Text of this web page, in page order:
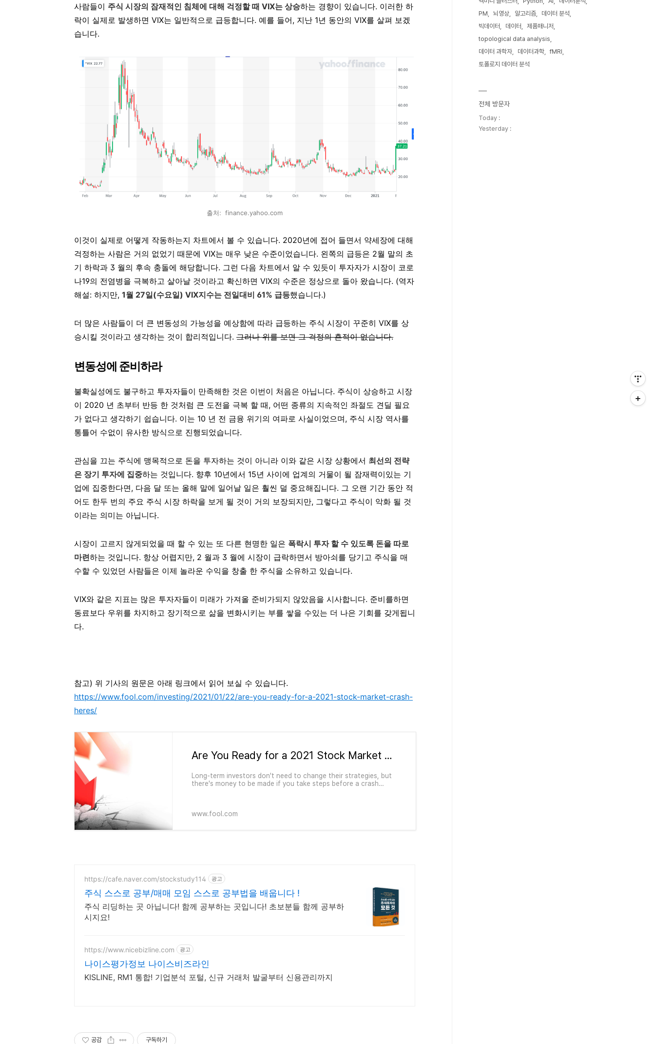
사람들이 주식 시장의 잠재적인 침체에 대해 걱정할 때 VIX는 상승하는 경향이 있습니다. 이러한 하
락이 실제로 발생하면 VIX는 일반적으로 급등합니다. 예를 들어, 지난 1년 동안의 VIX를 살펴 보겠
습니다.
출처: finance.yahoo.com
이것이 실제로 어떻게 작동하는지 차트에서 볼 수 있습니다. 2020년에 접어 들면서 약세장에 대해
걱정하는 사람은 거의 없었기 때문에 VIX는 매우 낮은 수준이었습니다. 왼쪽의 급등은 2월 말의 초
기 하락과 3 월의 후속 충돌에 해당합니다. 그런 다음 차트에서 알 수 있듯이 투자자가 시장이 코로
나19의 전염병을 극복하고 살아날 것이라고 확신하면 VIX의 수준은 정상으로 돌아 왔습니다. (역자
해설: 하지만, 1월 27일(수요일) VIX지수는 전일대비 61% 급등했습니다.)
더 많은 사람들이 더 큰 변동성의 가능성을 예상함에 따라 급등하는 주식 시장이 꾸준히 VIX를 상
승시킬 것이라고 생각하는 것이 합리적입니다. 그러나 위를 보면 그 걱정의 흔적이 없습니다.
변동성에 준비하라
불확실성에도 불구하고 투자자들이 만족해한 것은 이번이 처음은 아닙니다. 주식이 상승하고 시장
이 2020 년 초부터 반등 한 것처럼 큰 도전을 극복 할 때, 어떤 종류의 지속적인 좌절도 견딜 필요
가 없다고 생각하기 쉽습니다. 이는 10 년 전 금융 위기의 여파로 사실이었으며, 주식 시장 역사를
통틀어 수없이 유사한 방식으로 진행되었습니다.
관심을 끄는 주식에 맹목적으로 돈을 투자하는 것이 아니라 이와 같은 시장 상황에서 최선의 전략
은 장기 투자에 집중하는 것입니다. 향후 10년에서 15년 사이에 업계의 거물이 될 잠재력이있는 기
업에 집중한다면, 다음 달 또는 올해 말에 일어날 일은 훨씬 덜 중요해집니다. 그 오랜 기간 동안 적
어도 한두 번의 주요 주식 시장 하락을 보게 될 것이 거의 보장되지만, 그렇다고 주식이 악화 될 것
이라는 의미는 아닙니다.
시장이 고르지 않게되었을 때 할 수 있는 또 다른 현명한 일은 폭락시 투자 할 수 있도록 돈을 따로
마련하는 것입니다. 항상 어렵지만, 2 월과 3 월에 시장이 급락하면서 방아쇠를 당기고 주식을 매
수할 수 있었던 사람들은 이제 놀라운 수익을 창출 한 주식을 소유하고 있습니다.
VIX와 같은 지표는 많은 투자자들이 미래가 가져올 준비가되지 않았음을 시사합니다. 준비를하면
동료보다 우위를 차지하고 장기적으로 삶을 변화시키는 부를 쌓을 수있는 더 나은 기회를 갖게됩니
다.
참고) 위 기사의 원문은 아래 링크에서 읽어 보실 수 있습니다.
https://www.fool.com/investing/2021/01/22/are-you-ready-for-a-2021-stock-market-crash-
heres/
Are You Ready for a 2021 Stock Market Crash? Here's Why You Should Be | The Motley Fool
Long-term investors don't need to change their strategies, but
there's money to be made if you take steps before a crash
www.fool.com
https://cafe.naver.com/stockstudy114 광고
주식 스스로 공부/매매 모임 스스로 공부법을 배웁니다 !
주식 리딩하는 곳 아닙니다! 함께 공부하는 곳입니다! 초보분들 함께 공부하
시지요!
https://www.nicebizline.com 광고
나이스평가정보 나이스비즈라인
KISLINE, RM1 통합! 기업분석 포털, 신규 거래처 발굴부터 신용관리까지
공감 구독하기
PM
뇌영상 알고리즘
데이터 분석
빅데이터
데이터
제품매니저
topological data analysis
데이터 과학자
데이터과학
fMRI
토폴로지 데이터 분석
전체 방문자
Today :
Yesterday :